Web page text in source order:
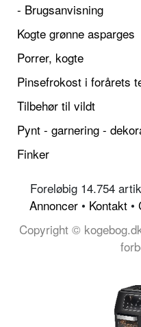
- Brugsanvisning
Kogte grønne asparges
Porrer, kogte
Pinsefrokost i forårets
Tilbehør til vildt
Pynt - garnering -
Finker
Foreløbig 14.754
Annoncer • Kontakt •
Copyright ©